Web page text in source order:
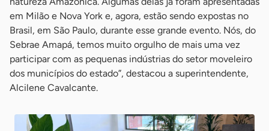
em Milão e Nova York e, agora, estão sendo expostas no
Brasil, em São Paulo, durante esse grande evento. Nós, do
Sebrae Amapá, temos muito orgulho de mais uma vez
participar com as pequenas indústrias do setor moveleiro
dos municípios do estado”, destacou a superintendente,
Alcilene Cavalcante.